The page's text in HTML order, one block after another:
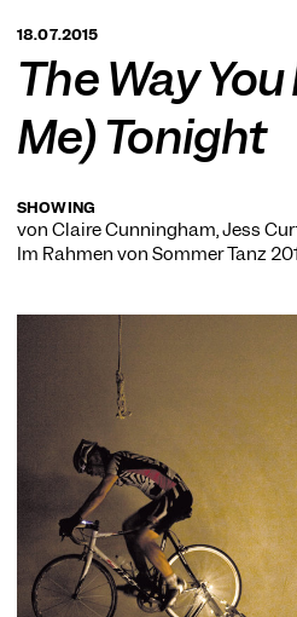
BERLIN
18.07.2015
The Way
Me) Tonight
SHOWING
von Claire Cunningham, Jess
Im Rahmen von Sommer Tanz